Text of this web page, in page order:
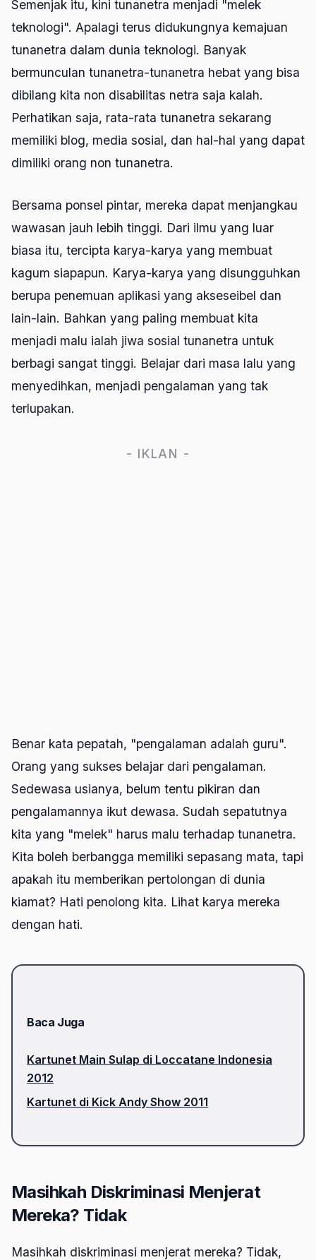
Semenjak itu, kini tunanetra menjadi "melek
teknologi". Apalagi terus didukungnya kemajuan
tunanetra dalam dunia teknologi. Banyak
bermunculan tunanetra-tunanetra hebat yang bisa
dibilang kita non disabilitas netra saja kalah.
Perhatikan saja, rata-rata tunanetra sekarang
memiliki blog, media sosial, dan hal-hal yang dapat
dimiliki orang non tunanetra.
Bersama ponsel pintar, mereka dapat menjangkau
wawasan jauh lebih tinggi. Dari ilmu yang luar
biasa itu, tercipta karya-karya yang membuat
kagum siapapun. Karya-karya yang disungguhkan
berupa penemuan aplikasi yang akseseibel dan
lain-lain. Bahkan yang paling membuat kita
menjadi malu ialah jiwa sosial tunanetra untuk
berbagi sangat tinggi. Belajar dari masa lalu yang
menyedihkan, menjadi pengalaman yang tak
terlupakan.
- IKLAN -
Benar kata pepatah, "pengalaman adalah guru".
Orang yang sukses belajar dari pengalaman.
Sedewasa usianya, belum tentu pikiran dan
pengalamannya ikut dewasa. Sudah sepatutnya
kita yang "melek" harus malu terhadap tunanetra.
Kita boleh berbangga memiliki sepasang mata, tapi
apakah itu memberikan pertolongan di dunia
kiamat? Hati penolong kita. Lihat karya mereka
dengan hati.
Baca Juga
Kartunet Main Sulap di Loccatane Indonesia
2012
Kartunet di Kick Andy Show 2011
Masihkah Diskriminasi Menjerat
Mereka? Tidak
Masihkah diskriminasi menjerat mereka? Tidak,